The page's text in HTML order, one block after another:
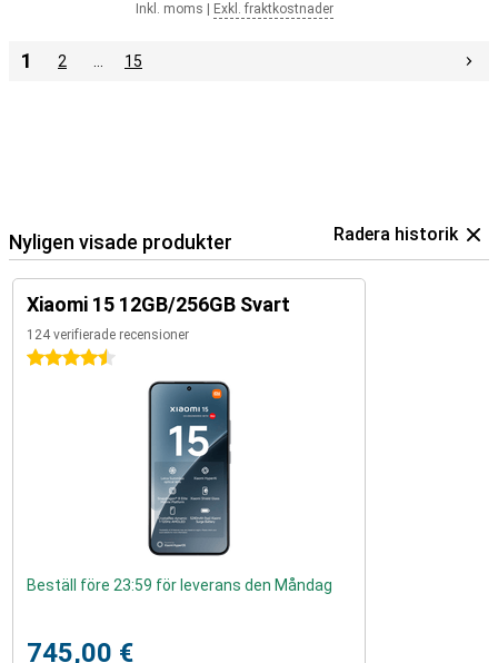
Inkl. moms Exkl. fraktkostnader
1 2 15
Nyligen visade produkter Radera historik
Xiaomi 15 12GB/256GB Svart
124 verifierade recensioner
4.5 stjärnor
Beställ före 23:59 för leverans den Måndag
745,00 €